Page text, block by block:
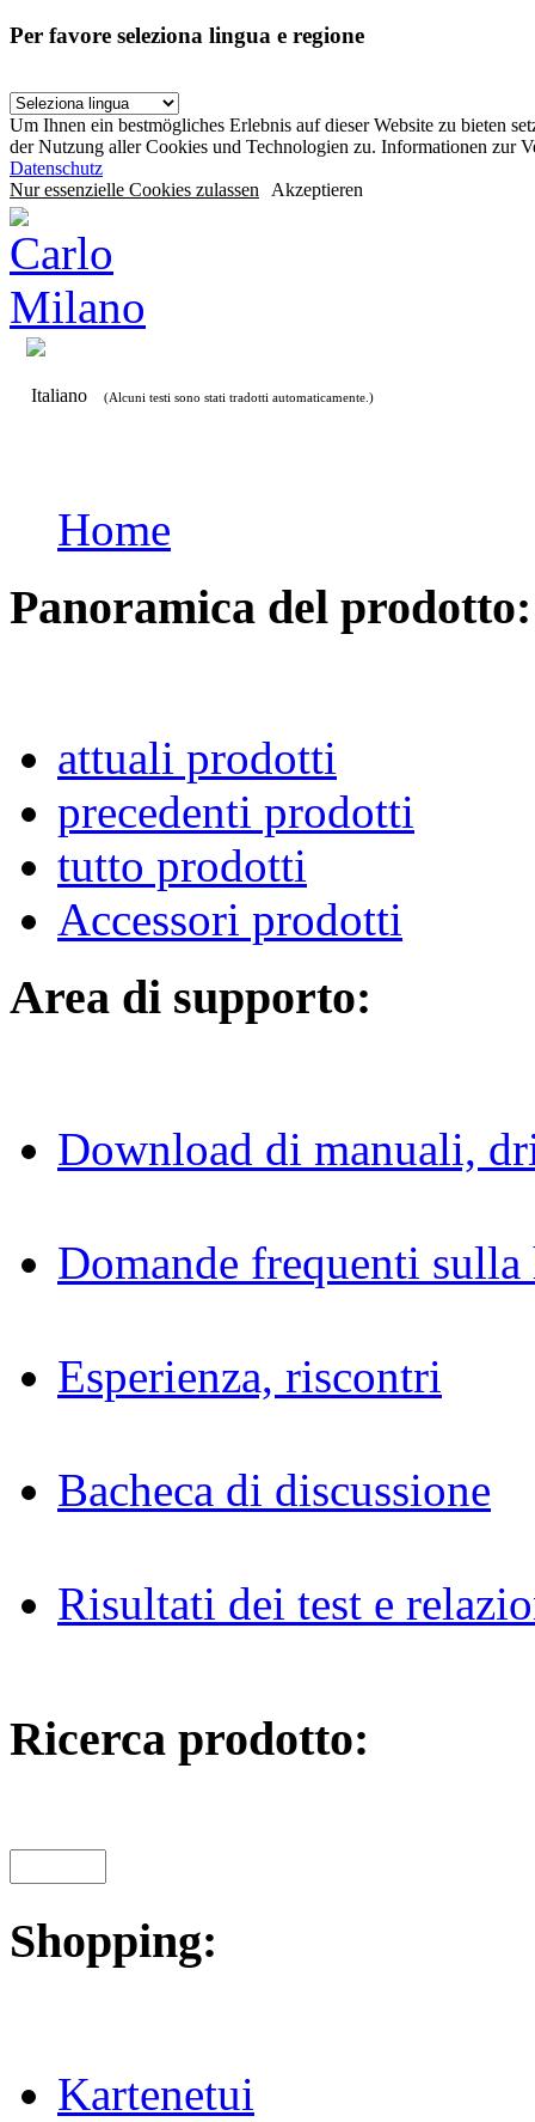
Per favore seleziona lingua e regione
Um Ihnen ein bestmögliches Erlebnis auf dieser Website zu bieten
der Nutzung aller Cookies und Technologien zu. Informationen zur
Datenschutz
Nur essenzielle Cookies zulassen Akzeptieren
Italiano (Alcuni testi sono stati tradotti automaticamente.)
Home
Panoramica del prodotto:
attuali prodotti
precedenti prodotti
tutto prodotti
Accessori prodotti
Area di supporto:
Download di manuali,
Domande frequenti
Esperienza, riscontri
Bacheca di discussione
Risultati dei test e
Ricerca prodotto:
Shopping:
Kartenetui